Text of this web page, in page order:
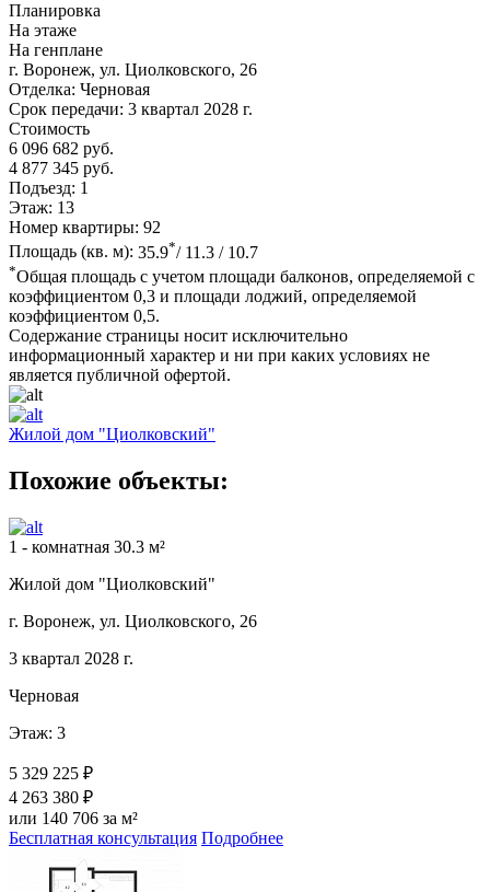
Планировка
На этаже
На генплане
г. Воронеж, ул. Циолковского, 26
Отделка: Черновая
Срок передачи: 3 квартал 2028 г.
Стоимость
6 096 682 руб.
4 877 345 руб.
Подъезд: 1
Этаж: 13
Номер квартиры: 92
Площадь (кв. м): 35.9*/ 11.3 / 10.7
*Общая площадь с учетом площади балконов, определяемой с
коэффициентом 0,3 и площади лоджий, определяемой
коэффициентом 0,5.
Содержание страницы носит исключительно
информационный характер и ни при каких условиях не
является публичной офертой.
Жилой дом "Циолковский"
Похожие объекты:
1 - комнатная 30.3 м²
Жилой дом "Циолковский"
г. Воронеж, ул. Циолковского, 26
3 квартал 2028 г.
Черновая
Этаж: 3
5 329 225 ₽
4 263 380 ₽
или 140 706 за м²
Бесплатная консультация Подробнее